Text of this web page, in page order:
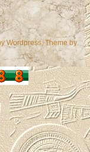
Wordpress, Theme by